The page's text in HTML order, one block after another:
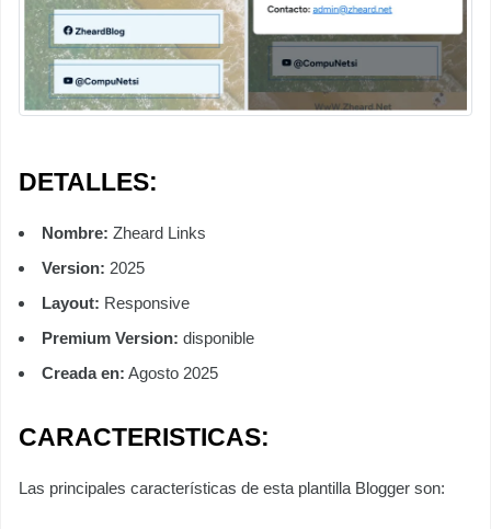
DETALLES:
Nombre: Zheard Links
Version: 2025
Layout: Responsive
Premium Version: disponible
Creada en: Agosto 2025
CARACTERISTICAS:
Las principales características de esta plantilla Blogger son: